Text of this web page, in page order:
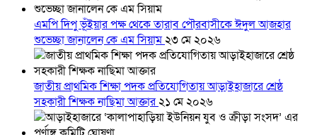
এমপি দিপু ভূঁইয়ার পক্ষ থেকে তারাব পৌরবাসীকে ঈদুল আজহার
শুভেচ্ছা জানালেন কে এম সিয়াম২৩ মে ২০২৬
জাতীয় প্রাথমিক শিক্ষা পদক প্রতিযোগিতায় আড়াইহাজারে শ্রেষ্ঠ
সহকারী শিক্ষক নাছিমা আক্তার২১ মে ২০২৬